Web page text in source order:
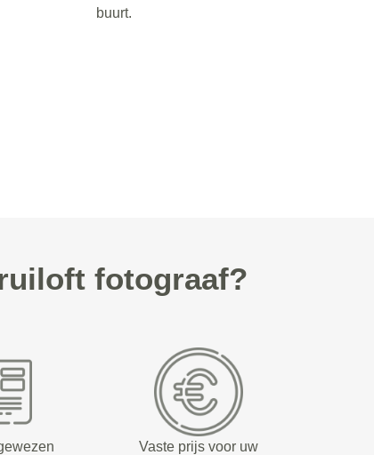
buurt.
fotograaf?
Vaste prijs voor uw